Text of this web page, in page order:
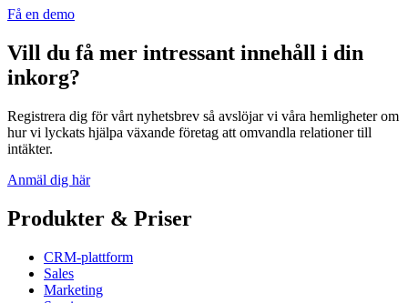
Få en demo
Vill du få mer intressant innehåll i din
inkorg?
Registrera dig för vårt nyhetsbrev så avslöjar vi våra hemligheter om
hur vi lyckats hjälpa växande företag att omvandla relationer till
intäkter.
Anmäl dig här
Produkter & Priser
CRM-plattform
Sales
Marketing